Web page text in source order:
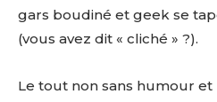
gars boudiné et geek se
(vous avez dit « cliché » ?).
Le tout non sans humour